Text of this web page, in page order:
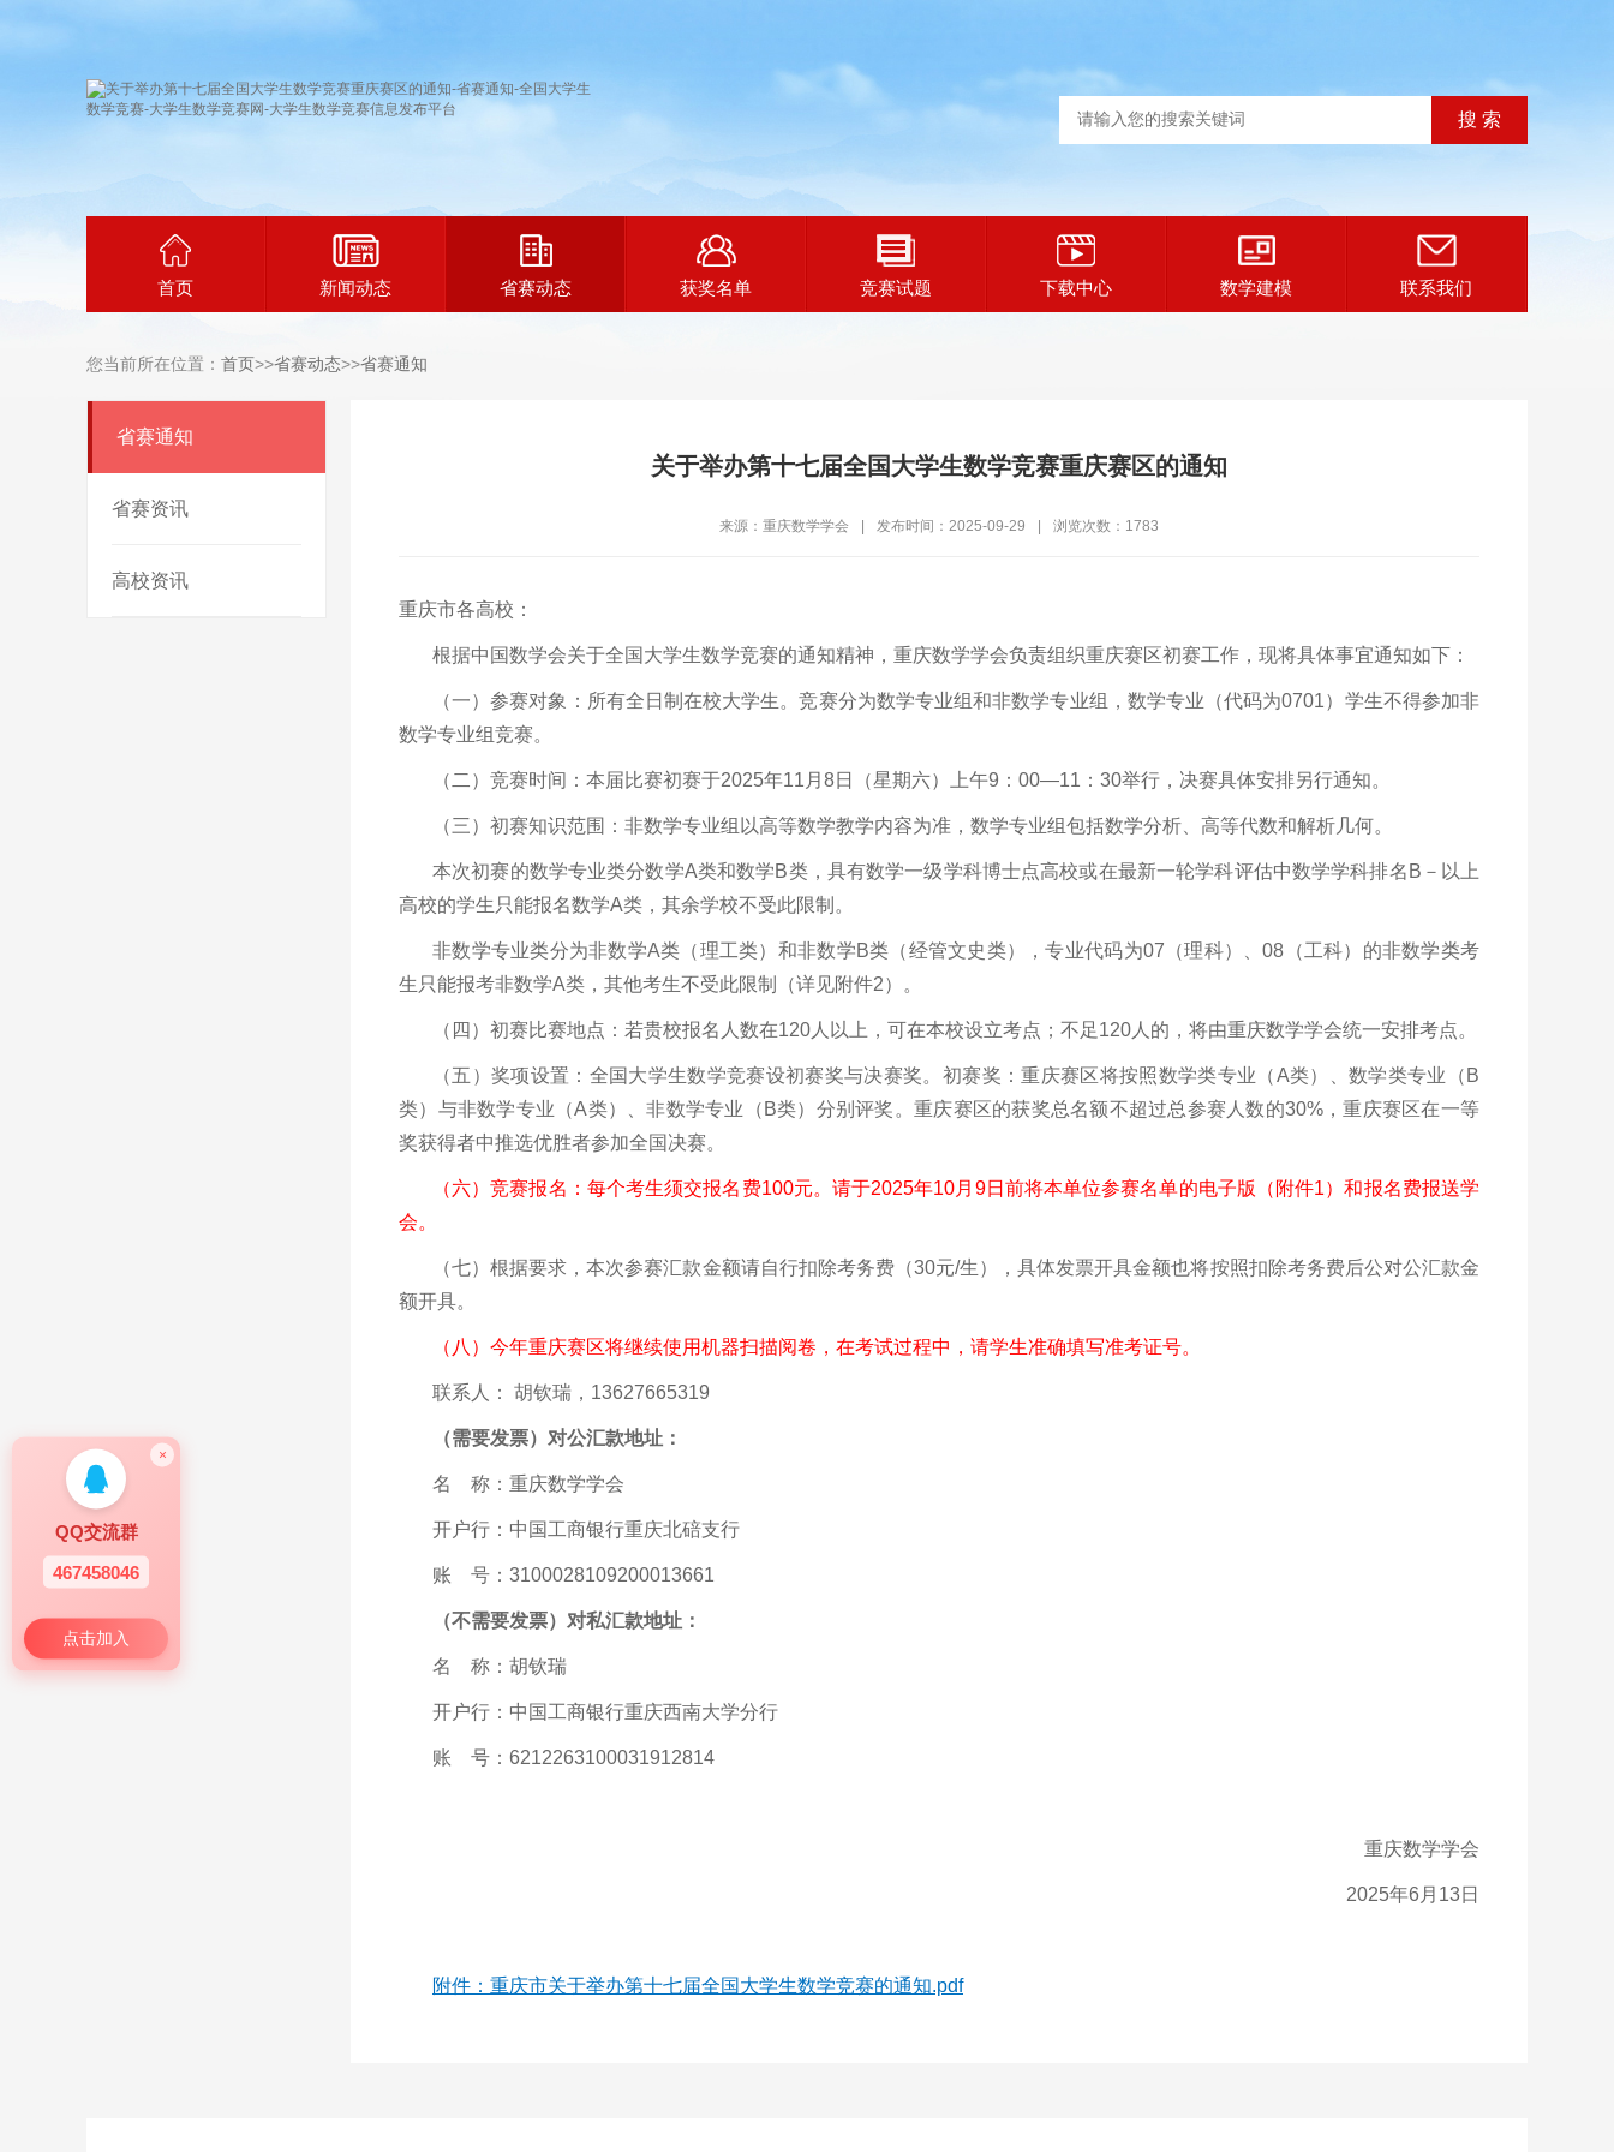
首页 新闻动态 省赛动态 获奖名单 竞赛试题 下载中心 数学建模 联系我们
您当前所在位置： 首页>>省赛动态>>省赛通知
省赛通知
省赛资讯
高校资讯
关于举办第十七届全国大学生数学竞赛重庆赛区的通知
来源：重庆数学学会 发布时间：2025-09-29 浏览次数：1783
重庆市各高校：
根据中国数学会关于全国大学生数学竞赛的通知精神，重庆数学学会负责组织重庆赛区初赛工作，现将具体事宜通知如下：
（一）参赛对象：所有全日制在校大学生。竞赛分为数学专业组和非数学专业组，数学专业（代码为0701）学生不得参加非
数学专业组竞赛。
（二）竞赛时间：本届比赛初赛于2025年11月8日（星期六）上午9：00—11：30举行，决赛具体安排另行通知。
（三）初赛知识范围：非数学专业组以高等数学教学内容为准，数学专业组包括数学分析、高等代数和解析几何。
本次初赛的数学专业类分数学A类和数学B类，具有数学一级学科博士点高校或在最新一轮学科评估中数学学科排名B－以上
高校的学生只能报名数学A类，其余学校不受此限制。
非数学专业类分为非数学A类（理工类）和非数学B类（经管文史类），专业代码为07（理科）、08（工科）的非数学类考
生只能报考非数学A类，其他考生不受此限制（详见附件2）。
（四）初赛比赛地点：若贵校报名人数在120人以上，可在本校设立考点；不足120人的，将由重庆数学学会统一安排考点。
（五）奖项设置：全国大学生数学竞赛设初赛奖与决赛奖。初赛奖：重庆赛区将按照数学类专业（A类）、数学类专业（B
类）与非数学专业（A类）、非数学专业（B类）分别评奖。重庆赛区的获奖总名额不超过总参赛人数的30%，重庆赛区在一等
奖获得者中推选优胜者参加全国决赛。
（六）竞赛报名：每个考生须交报名费100元。请于2025年10月9日前将本单位参赛名单的电子版（附件1）和报名费报送学
会。
（七）根据要求，本次参赛汇款金额请自行扣除考务费（30元/生），具体发票开具金额也将按照扣除考务费后公对公汇款金
额开具。
（八）今年重庆赛区将继续使用机器扫描阅卷，在考试过程中，请学生准确填写准考证号。
联系人： 胡钦瑞，13627665319
（需要发票）对公汇款地址：
名 称：重庆数学学会
开户行：中国工商银行重庆北碚支行
账 号：3100028109200013661
（不需要发票）对私汇款地址：
名 称：胡钦瑞
开户行：中国工商银行重庆西南大学分行
账 号：6212263100031912814
重庆数学学会
2025年6月13日
附件：重庆市关于举办第十七届全国大学生数学竞赛的通知.pdf
×
QQ交流群
467458046
点击加入